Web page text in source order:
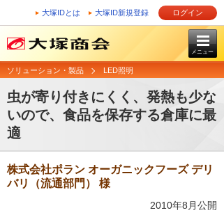
大塚IDとは 大塚ID新規登録 ログイン
メニュー
ソリューション・製品 LED照明
虫が寄り付きにくく、発熱も少な
いので、食品を保存する倉庫に最
適
株式会社ポラン オーガニックフーズ デリ
バリ（流通部門） 様
2010年8月公開